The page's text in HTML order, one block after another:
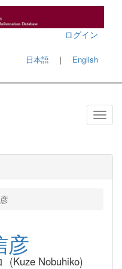
ログイン
日本語 ｜ English
彦
(Kuze Nobuhiko)